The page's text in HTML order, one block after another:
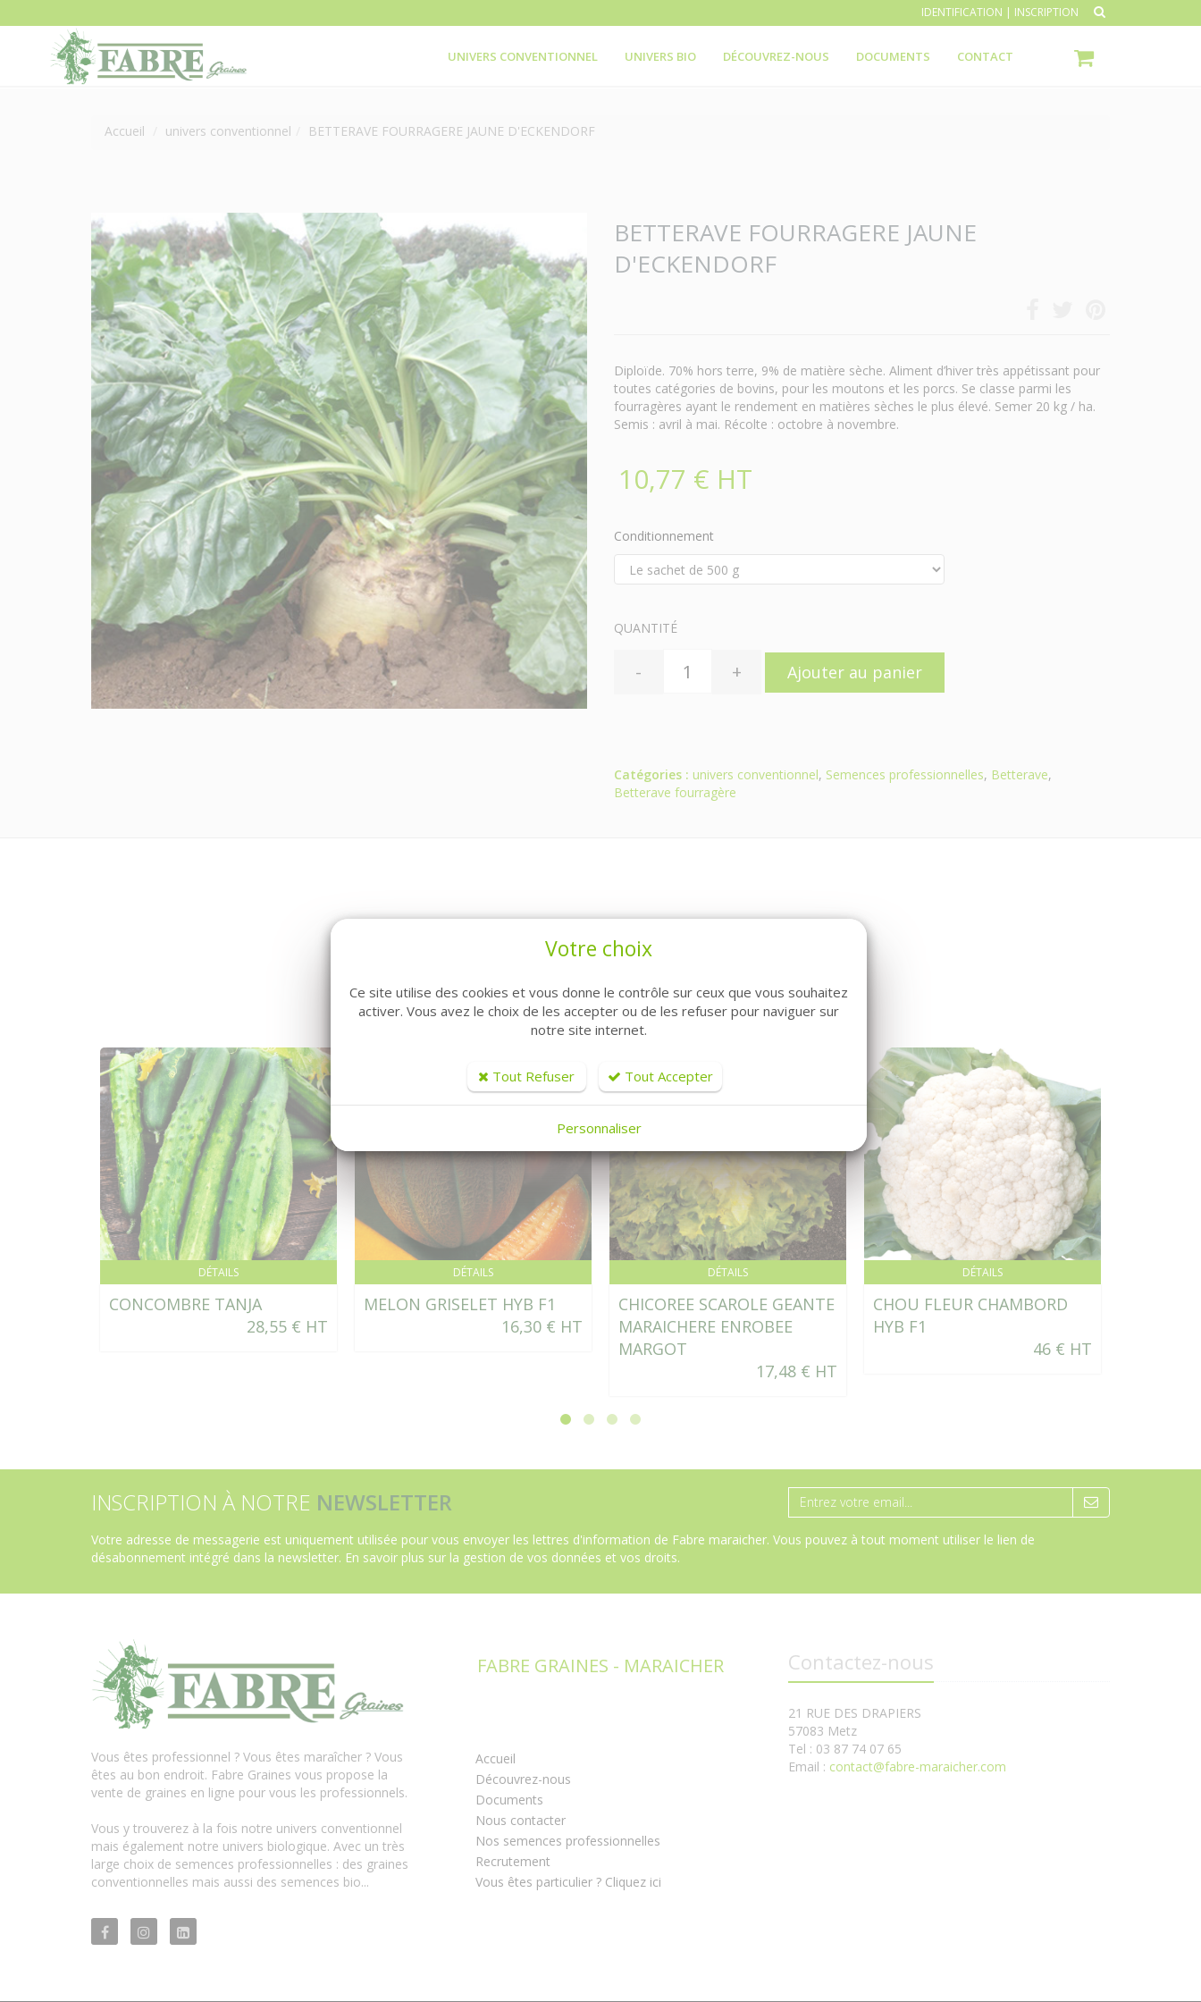
IDENTIFICATION | INSCRIPTION
UNIVERS CONVENTIONNEL UNIVERS BIO DÉCOUVREZ-NOUS DOCUMENTS CONTACT
Accueil univers conventionnel BETTERAVE FOURRAGERE JAUNE D'ECKENDORF
BETTERAVE FOURRAGERE JAUNE
D'ECKENDORF
Diploïde. 70% hors terre, 9% de matière sèche. Aliment d’hiver très appétissant pour
toutes catégories de bovins, pour les moutons et les porcs. Se classe parmi les
fourragères ayant le rendement en matières sèches le plus élevé. Semer 20 kg / ha.
Semis : avril à mai. Récolte : octobre à novembre.
10,77 € HT
Conditionnement
QUANTITÉ
- + Ajouter au panier
Catégories : univers conventionnel, Semences professionnelles, Betterave,
Betterave fourragère
ARTICLES CONNEXES
DÉTAILS
CONCOMBRE TANJA
28,55 € HT
DÉTAILS
MELON GRISELET HYB F1
16,30 € HT
DÉTAILS
CHICOREE SCAROLE GEANTE
MARAICHERE ENROBEE
MARGOT
17,48 € HT
DÉTAILS
CHOU FLEUR CHAMBORD
HYB F1
46 € HT
INSCRIPTION À NOTRE NEWSLETTER
Votre adresse de messagerie est uniquement utilisée pour vous envoyer les lettres d'information de Fabre maraicher. Vous pouvez à tout moment utiliser le lien de
désabonnement intégré dans la newsletter. En savoir plus sur la gestion de vos données et vos droits.
Vous êtes professionnel ? Vous êtes maraîcher ? Vous
êtes au bon endroit. Fabre Graines vous propose la
vente de graines en ligne pour vous les professionnels.
Vous y trouverez à la fois notre univers conventionnel
mais également notre univers biologique. Avec un très
large choix de semences professionnelles : des graines
conventionnelles mais aussi des semences bio...
FABRE GRAINES - MARAICHER
Accueil
Découvrez-nous
Documents
Nous contacter
Nos semences professionnelles
Recrutement
Vous êtes particulier ? Cliquez ici
Contactez-nous
21 RUE DES DRAPIERS
57083 Metz
Tel : 03 87 74 07 65
Email : contact@fabre-maraicher.com
Votre choix
Ce site utilise des cookies et vous donne le contrôle sur ceux que vous souhaitez
activer. Vous avez le choix de les accepter ou de les refuser pour naviguer sur
notre site internet.
Tout Refuser Tout Accepter
Personnaliser